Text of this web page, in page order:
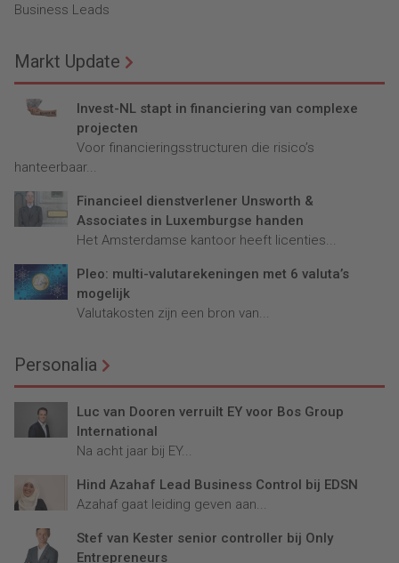
Business Leads
Markt Update
Invest-NL stapt in financiering van complexe
projecten
Voor financieringsstructuren die risico’s
hanteerbaar...
Financieel dienstverlener Unsworth &
Associates in Luxemburgse handen
Het Amsterdamse kantoor heeft licenties...
Pleo: multi-valutarekeningen met 6 valuta’s
mogelijk
Valutakosten zijn een bron van...
Personalia
Luc van Dooren verruilt EY voor Bos Group
International
Na acht jaar bij EY...
Hind Azahaf Lead Business Control bij EDSN
Azahaf gaat leiding geven aan...
Stef van Kester senior controller bij Only
Entrepreneurs